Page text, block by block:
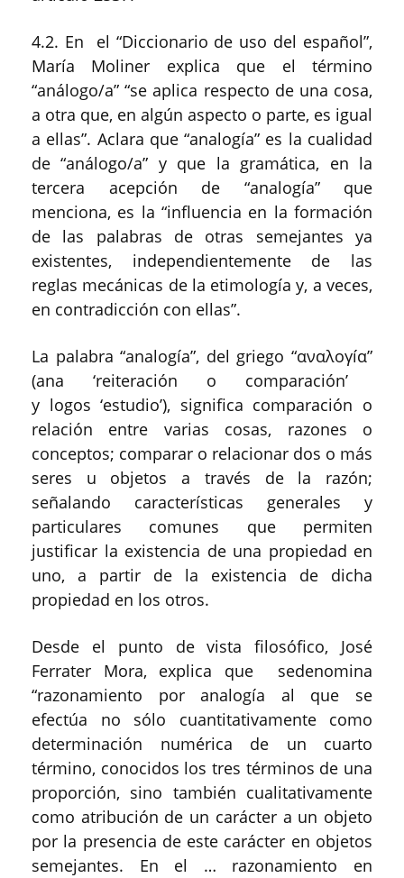
4.2. En el “Diccionario de uso del español”,
María Moliner explica que el término
“análogo/a” “se aplica respecto de una cosa,
a otra que, en algún aspecto o parte, es igual
a ellas”. Aclara que “analogía” es la cualidad
de “análogo/a” y que la gramática, en la
tercera acepción de “analogía” que
menciona, es la “influencia en la formación
de las palabras de otras semejantes ya
existentes, independientemente de las
reglas mecánicas de la etimología y, a veces,
en contradicción con ellas”.
La palabra “analogía”, del griego“αναλογíα”
(ana ‘reiteración o comparación’
y logos ‘estudio’), significa comparación o
relación entre varias cosas, razones o
conceptos; comparar o relacionar dos o más
seres u objetos a través de la razón;
señalando características generales y
particulares comunes que permiten
justificar la existencia de una propiedad en
uno, a partir de la existencia de dicha
propiedad en los otros.
Desde el punto de vista filosófico, José
Ferrater Mora, explica que sedenomina
“razonamiento por analogía al que se
efectúa no sólo cuantitativamente como
determinación numérica de un cuarto
término, conocidos los tres términos de una
proporción, sino también cualitativamente
como atribución de un carácter a un objeto
por la presencia de este carácter en objetos
semejantes. En el … razonamiento en